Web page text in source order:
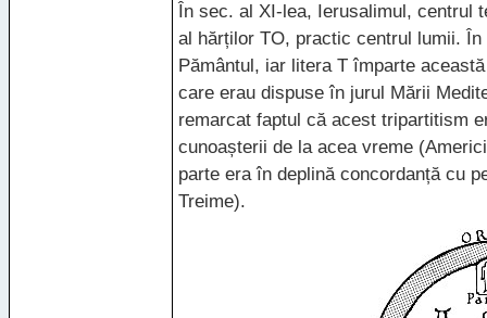
În sec. al XI-lea, Ierusalimul, centrul
al hărților TO, practic centrul lumii.
Pământul, iar litera T împarte
care erau dispuse în jurul Mării
remarcat faptul că acest tripartitism
cunoașterii de la acea vreme
parte era în deplină concordanță cu
Treime).